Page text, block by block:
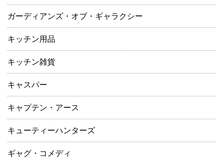
ガーディアンズ・オブ・ギャラクシー
キッチン用品
キッチン雑貨
キャスパー
キャプテン・アース
キューティーハンターズ
ギャグ・コメディ